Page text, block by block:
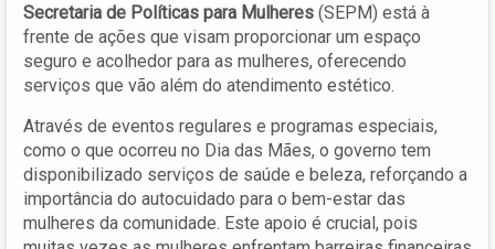
Secretaria de Políticas para Mulheres (SEPM) está à
frente de ações que visam proporcionar um espaço
seguro e acolhedor para as mulheres, oferecendo
serviços que vão além do atendimento estético.
Através de eventos regulares e programas especiais,
como o que ocorreu no Dia das Mães, o governo tem
disponibilizado serviços de saúde e beleza, reforçando a
importância do autocuidado para o bem-estar das
mulheres da comunidade. Este apoio é crucial, pois